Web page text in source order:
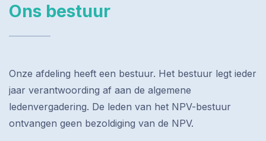
Ons bestuur
Onze afdeling heeft een bestuur. Het bestuur legt ieder
jaar verantwoording af aan de algemene
ledenvergadering. De leden van het NPV-bestuur
ontvangen geen bezoldiging van de NPV.